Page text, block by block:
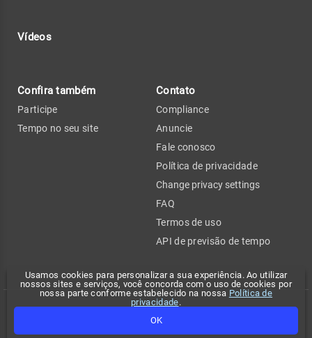
Usamos cookies para personalizar a sua experiência. Ao utilizar
nossos sites e serviços, você concorda com o uso de cookies por
nossa parte conforme estabelecido na nossa Política de
privacidade.
OK
Vídeos
Confira também
Participe
Tempo no seu site
Contato
Compliance
Anuncie
Fale conosco
Política de privacidade
Change privacy settings
FAQ
Termos de uso
API de previsão de tempo
Copyright 2026 - Climatempo. Todos os direitos reservados.